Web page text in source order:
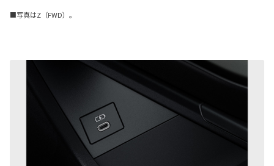
■写真はZ（FWD）。